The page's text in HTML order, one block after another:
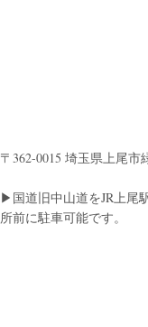
〒362-0015 埼玉県上尾市
▶︎国道旧中山道をJR上尾
所前に駐車可能です。